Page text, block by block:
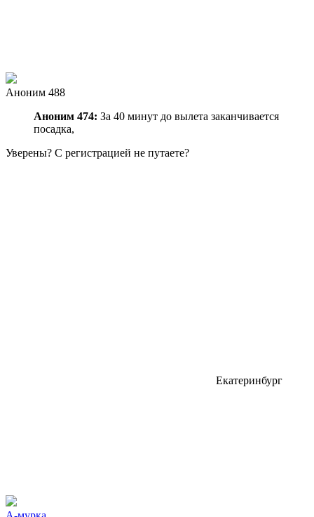
Аноним 488
Аноним 474: За 40 минут до вылета заканчивается
посадка,
Уверены? С регистрацией не путаете?
Екатеринбург